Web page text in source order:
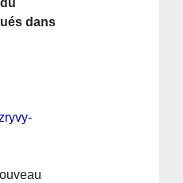
dans